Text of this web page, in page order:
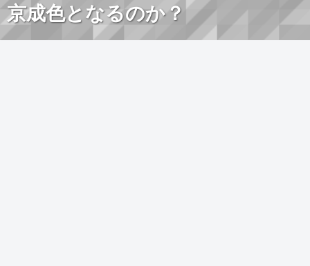
京成色となるのか？